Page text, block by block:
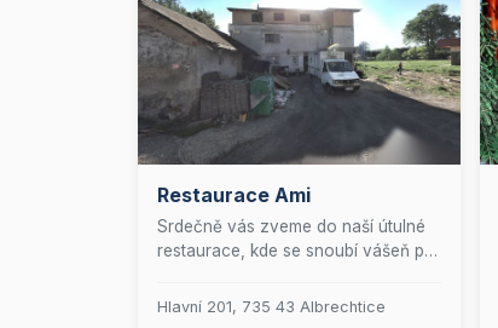
Restaurace Ami
Srdečně vás zveme do naší útulné
restaurace, kde se snoubí vášeň pro
Přijďte si k nám užít
Hlavní 201, 735 43 Albrechtice